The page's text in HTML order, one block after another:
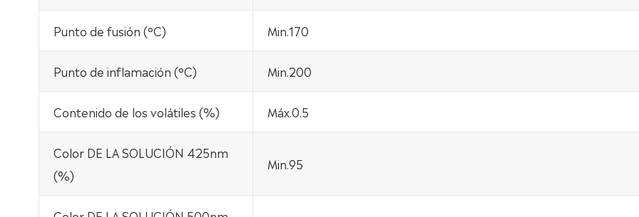
Punto de fusión (°C) Min.170
Punto de inflamación (°C) Min.200
Contenido de los volátiles (%) Máx.0.5
Color DE LA SOLUCIÓN 425nm
(%)
Min.95